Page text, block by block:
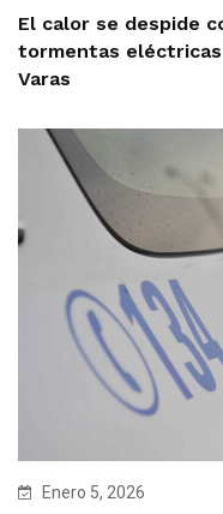
El calor se despide
tormentas
Varas
Enero 5, 2026